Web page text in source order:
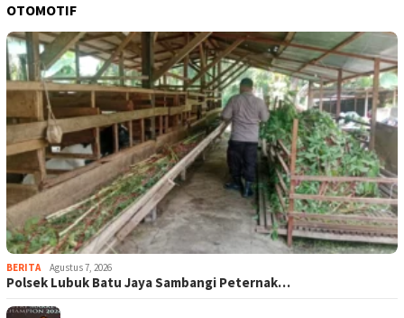
OTOMOTIF
BERITA Agustus 7, 2026
Polsek Lubuk Batu Jaya Sambangi Peternak…